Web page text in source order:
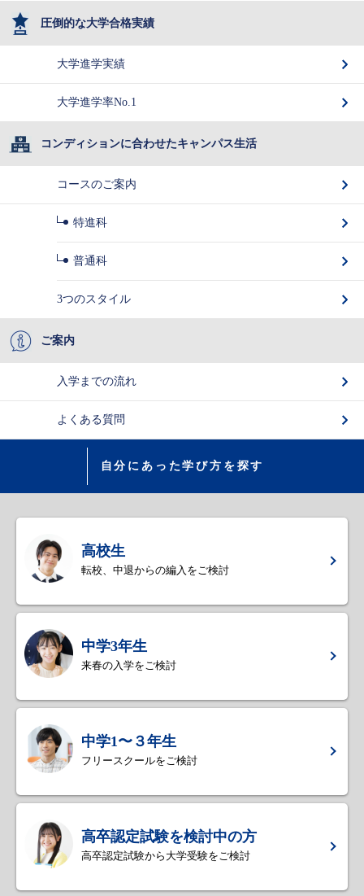
圧倒的な大学合格実績
大学進学実績
大学進学率No.1
コンディションに合わせたキャンパス生活
コースのご案内
特進科
普通科
3つのスタイル
ご案内
入学までの流れ
よくある質問
自分にあった学び方を探す
高校生
転校、中退からの編入をご検討
中学3年生
来春の入学をご検討
中学1〜３年生
フリースクールをご検討
高卒認定試験を検討中の方
高卒認定試験から大学受験をご検討